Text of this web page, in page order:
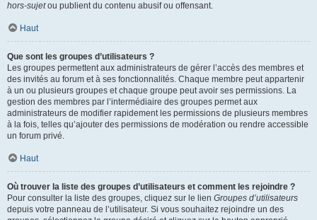
hors-sujetou publient du contenu abusif ou offensant.
Haut
Que sont les groupes d’utilisateurs ?
Les groupes permettent aux administrateurs de gérer l’accès des membres et
des invités au forum et à ses fonctionnalités. Chaque membre peut appartenir
à un ou plusieurs groupes et chaque groupe peut avoir ses permissions. La
gestion des membres par l’intermédiaire des groupes permet aux
administrateurs de modifier rapidement les permissions de plusieurs membres
à la fois, telles qu’ajouter des permissions de modération ou rendre accessible
un forum privé.
Haut
Où trouver la liste des groupes d’utilisateurs et comment les rejoindre ?
Pour consulter la liste des groupes, cliquez sur le lien Groupes d’utilisateurs
depuis votre panneau de l’utilisateur. Si vous souhaitez rejoindre un des